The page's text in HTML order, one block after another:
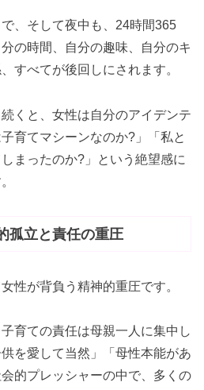
、そして夜中も、24時間365
の時間、自分の趣味、自分のキ
すべてが後回しにされます。
くと、女性は自分のアイデンテ
育てマシーンなのか?」「私と
まったのか?」という絶望感に
孤立と責任の重圧
性が背負う精神的重圧です。
育ての責任は母親一人に集中し
を愛して当然」「母性本能があ
的プレッシャーの中で、多くの